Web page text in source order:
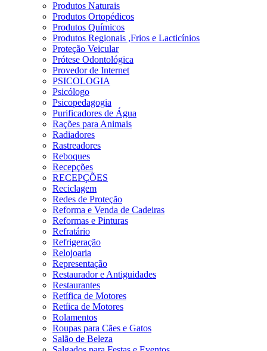
Produtos Naturais
Produtos Ortopédicos
Produtos Químicos
Produtos Regionais ,Frios e Lacticínios
Proteção Veicular
Prótese Odontológica
Provedor de Internet
PSICOLOGIA
Psicólogo
Psicopedagogia
Purificadores de Água
Rações para Animais
Radiadores
Rastreadores
Reboques
Recepções
RECEPÇÕES
Reciclagem
Redes de Proteção
Reforma e Venda de Cadeiras
Reformas e Pinturas
Refratário
Refrigeração
Relojoaria
Representação
Restaurador e Antiguidades
Restaurantes
Retífica de Motores
Retíica de Motores
Rolamentos
Roupas para Cães e Gatos
Salão de Beleza